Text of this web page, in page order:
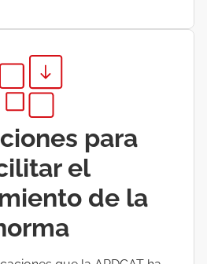
para
el
de la